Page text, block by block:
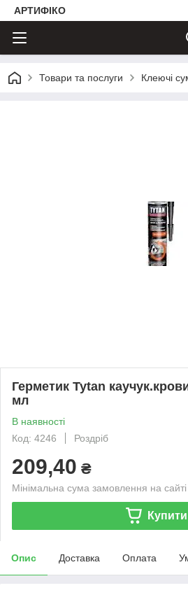
АРТИФІКО
Товари та послуги Клеючі
Герметик Tytan
мл
В наявності
Код: 4246
Роздріб
209,40 ₴
Мінімальна сума замовлення на
Купити
Опис Доставка Оплата